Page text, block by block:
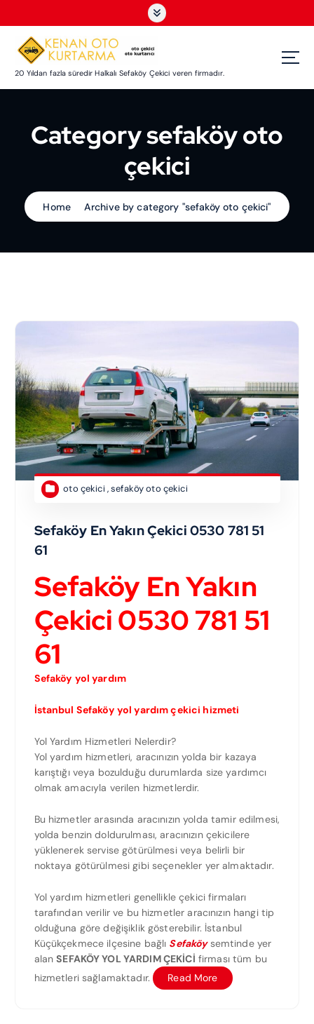
20 Yıldan fazla süredir Halkalı Sefaköy Çekici veren firmadır.
Category sefaköy oto
çekici
Home Archive by category "sefaköy oto çekici"
oto çekici ,sefaköy oto çekici
Sefaköy En Yakın Çekici 0530 781 51
61
Sefaköy En Yakın
Çekici 0530 781 51
61
Sefaköy yol yardım
İstanbul Sefaköy yol yardım çekici hizmeti
Yol Yardım Hizmetleri Nelerdir?
Yol yardım hizmetleri, aracınızın yolda bir kazaya
karıştığı veya bozulduğu durumlarda size yardımcı
olmak amacıyla verilen hizmetlerdir.
Bu hizmetler arasında aracınızın yolda tamir edilmesi,
yolda benzin doldurulması, aracınızın çekicilere
yüklenerek servise götürülmesi veya belirli bir
noktaya götürülmesi gibi seçenekler yer almaktadır.
Yol yardım hizmetleri genellikle çekici firmaları
tarafından verilir ve bu hizmetler aracınızın hangi tip
olduğuna göre değişiklik gösterebilir. İstanbul
Küçükçekmece ilçesine bağlı Sefaköysemtinde yer
alanSEFAKÖY YOL YARDIM ÇEKİCİ firması tüm bu
hizmetleri sağlamaktadır.
Read More